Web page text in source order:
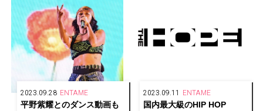
2023.09.28 ENTAME
平野紫耀とのダンス動画も
2023.09.11 ENTAME
国内最大級のHIP HOP